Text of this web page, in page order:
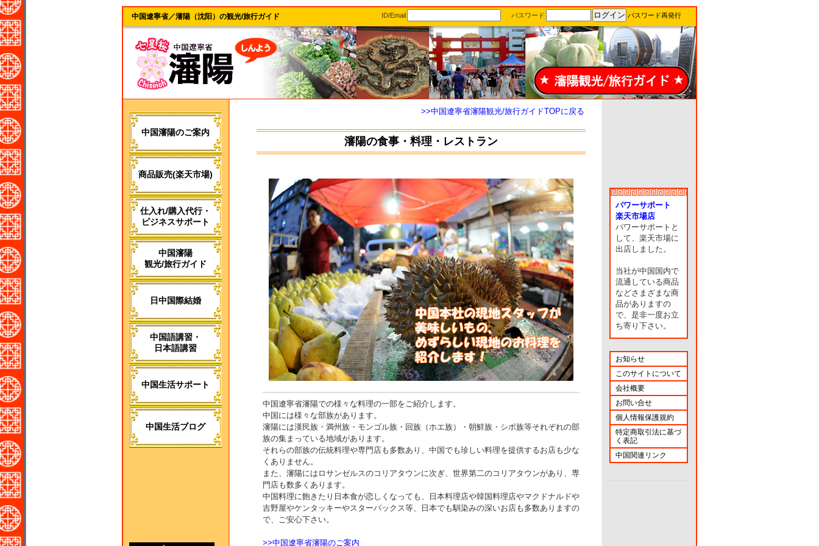
中国遼寧省／瀋陽（沈阳）の観光/旅行ガイド ID/Email パスワード パスワード再発行
中国瀋陽のご案内
商品販売(楽天市場)
仕入れ/購入代行・
ビジネスサポート
中国瀋陽
観光/旅行ガイド
日中国際結婚
中国語講習・
日本語講習
中国生活サポート
中国生活ブログ
>>中国遼寧省瀋陽観光/旅行ガイドTOPに戻る
瀋陽の食事・料理・レストラン
中国遼寧省瀋陽での様々な料理の一部をご紹介します。
中国には様々な部族があります。
瀋陽には漢民族・満州族・モンゴル族・回族（ホエ族）・朝鮮族・シボ族等それぞれの部
族の集まっている地域があります。
それらの部族の伝統料理や専門店も多数あり、中国でも珍しい料理を提供するお店も少な
くありません。
また、瀋陽にはロサンゼルスのコリアタウンに次ぎ、世界第二のコリアタウンがあり、専
門店も数多くあります。
中国料理に飽きたり日本食が恋しくなっても、日本料理店や韓国料理店やマクドナルドや
吉野屋やケンタッキーやスターバックス等、日本でも馴染みの深いお店も多数ありますの
で、ご安心下さい。
>>中国遼寧省瀋陽のご案内
パワーサポート
楽天市場店
パワーサポートと
して、楽天市場に
出店しました。
当社が中国国内で
流通している商品
などさまざまな商
品がありますの
で、是非一度お立
ち寄り下さい。
お知らせ
このサイトについて
会社概要
お問い合せ
個人情報保護規約
特定商取引法に基づ
く表記
中国関連リンク